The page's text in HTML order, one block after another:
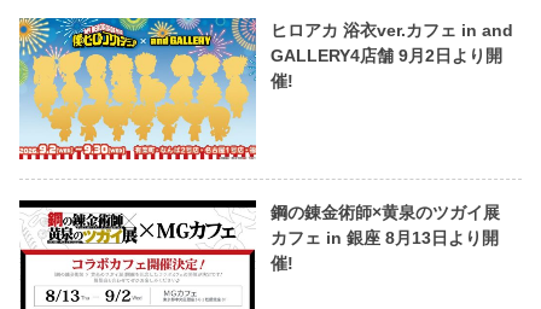
ヒロアカ 浴衣ver.カフェ in and
GALLERY4店舗 9月2日より開
催!
鋼の錬金術師×黄泉のツガイ展
カフェ in 銀座 8月13日より開
催!